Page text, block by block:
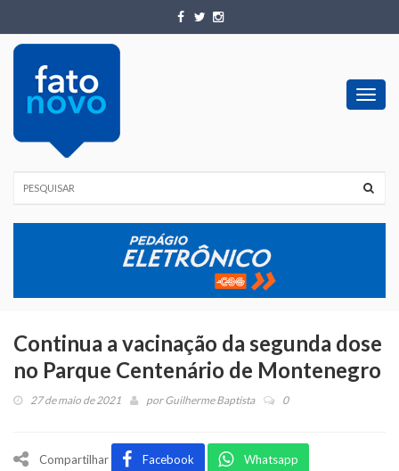
Continua a vacinação da segunda dose
no Parque Centenário de Montenegro
27 de maio de 2021 porGuilherme Baptista 0
Compartilhar Facebook Whatsapp